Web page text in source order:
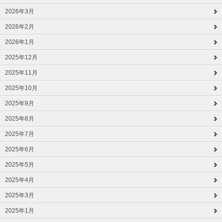
2026年3月
2026年2月
2026年1月
2025年12月
2025年11月
2025年10月
2025年9月
2025年8月
2025年7月
2025年6月
2025年5月
2025年4月
2025年3月
2025年1月